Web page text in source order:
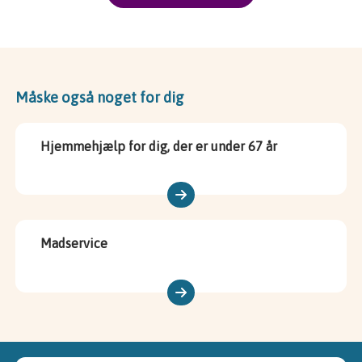
Måske også noget for dig
Hjemmehjælp for dig, der er under 67 år
Madservice